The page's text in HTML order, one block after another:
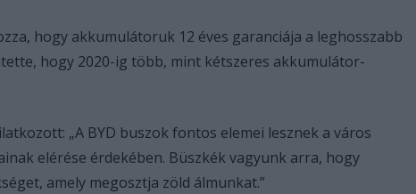
hogy akkumulátoruk 12 éves garanciája a leghosszabb
hogy 2020-ig több, mint kétszeres akkumulátor-
„A BYD buszok fontos elemei lesznek a város
elérése érdekében. Büszkék vagyunk arra, hogy
amely megosztja zöld álmunkat.”